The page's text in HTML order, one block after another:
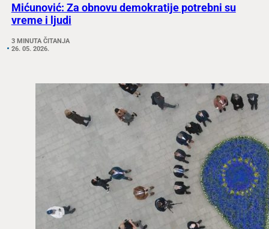
Mićunović: Za obnovu demokratije potrebni su
vreme i ljudi
3 MINUTA ČITANJA
26. 05. 2026.